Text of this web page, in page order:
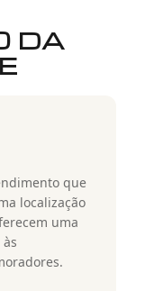
DA
que
localização
uma